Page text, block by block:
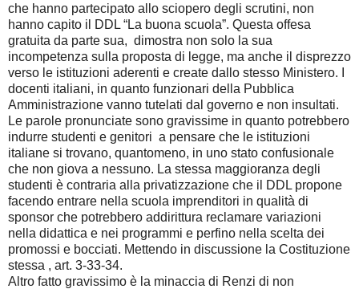
che hanno partecipato allo sciopero degli scrutini, non
hanno capito il DDL “La buona scuola”. Questa offesa
gratuita da parte sua, dimostra non solo la sua
incompetenza sulla proposta di legge, ma anche il disprezzo
verso le istituzioni aderenti e create dallo stesso Ministero. I
docenti italiani, in quanto funzionari della Pubblica
Amministrazione vanno tutelati dal governo e non insultati.
Le parole pronunciate sono gravissime in quanto potrebbero
indurre studenti e genitori a pensare che le istituzioni
italiane si trovano, quantomeno, in uno stato confusionale
che non giova a nessuno. La stessa maggioranza degli
studenti è contraria alla privatizzazione che il DDL propone
facendo entrare nella scuola imprenditori in qualità di
sponsor che potrebbero addirittura reclamare variazioni
nella didattica e nei programmi e perfino nella scelta dei
promossi e bocciati. Mettendo in discussione la Costituzione
stessa , art. 3-33-34.
Altro fatto gravissimo è la minaccia di Renzi di non